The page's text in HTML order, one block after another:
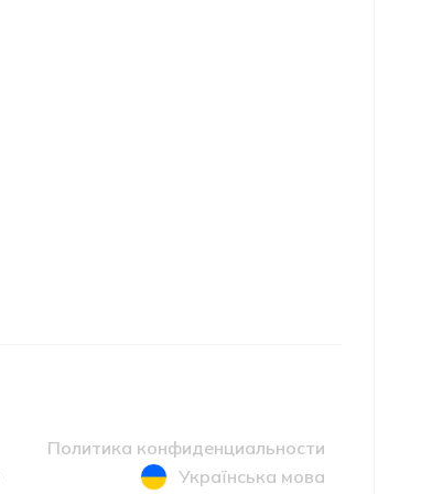
Политика конфиденциальности
Українська мова